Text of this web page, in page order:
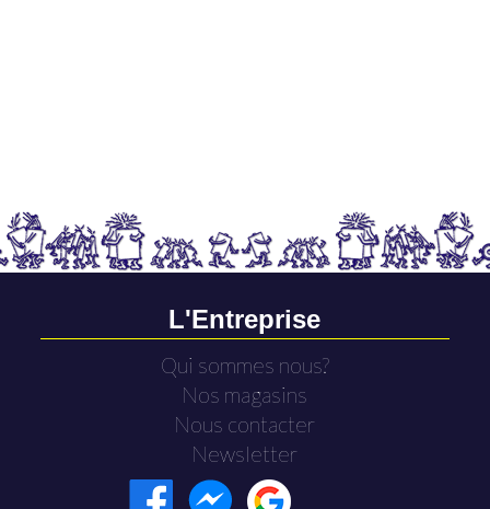
L'Entreprise
Qui sommes nous?
Nos magasins
Nous contacter
Newsletter